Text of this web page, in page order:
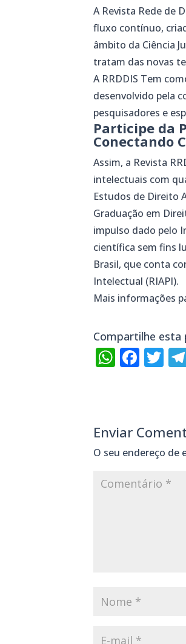
A Revista Rede de
fluxo contínuo,
âmbito da Ciência
tratam das novas
A RRDDIS Tem
desenvolvido pela
pesquisadores e
Participe da
Conectando
Assim, a Revista
intelectuais com
Estudos de Direito
Graduação em
impulso dado pelo
científica sem fins
Brasil, que conta
Intelectual (RIAPI).
Mais informações
Compartilhe esta
Enviar
O seu endereço de